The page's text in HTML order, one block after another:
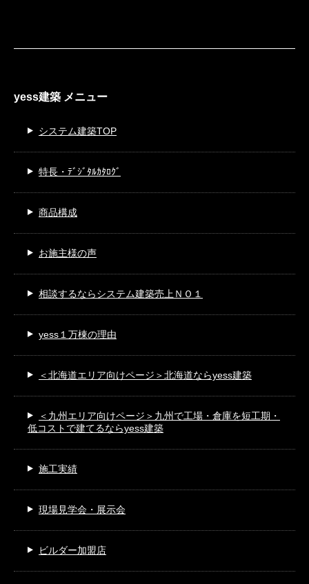
yess建築 メニュー
システム建築TOP
特長・ﾃﾞｼﾞﾀﾙｶﾀﾛｸﾞ
商品構成
お施主様の声
相談するならシステム建築売上ＮＯ１
yess１万棟の理由
＜北海道エリア向けページ＞北海道ならyess建築
＜九州エリア向けページ＞ 九州で工場・倉庫を短工期・
低コストで建てるならyess建築
施工実績
現場見学会・展示会
ビルダー加盟店